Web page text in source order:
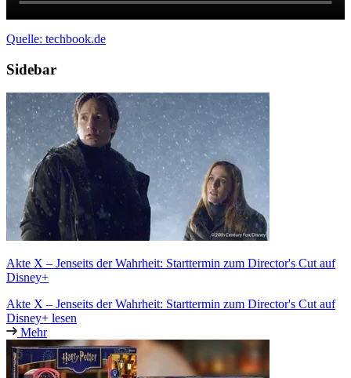
Quelle: techbook.de
Sidebar
Akte X – Jenseits der Wahrheit: Starttermin zum Director's Cut auf
Disney+
Akte X – Jenseits der Wahrheit: Starttermin zum Director's Cut auf
Disney+ lesen
Mehr